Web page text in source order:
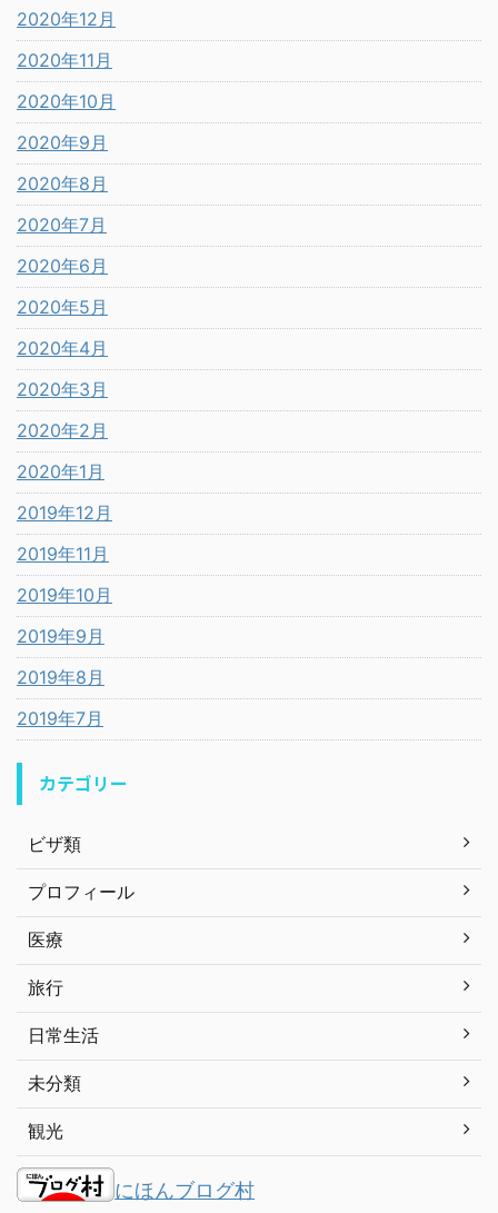
2020年12月
2020年11月
2020年10月
2020年9月
2020年8月
2020年7月
2020年6月
2020年5月
2020年4月
2020年3月
2020年2月
2020年1月
2019年12月
2019年11月
2019年10月
2019年9月
2019年8月
2019年7月
カテゴリー
ビザ類
プロフィール
医療
旅行
日常生活
未分類
観光
にほんブログ村